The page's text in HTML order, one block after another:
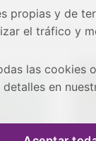
propias y de
el tráfico y
las cookies
en